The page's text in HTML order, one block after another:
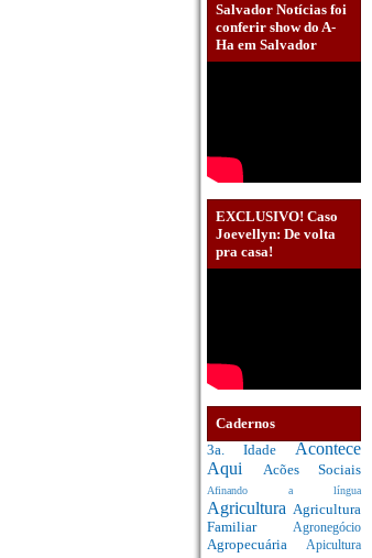
Salvador Notícias foi
conferir show do A-
Ha em Salvador
EXCLUSIVO! Caso
Joevellyn: De volta
pra casa!
Cadernos
3a. Idade Acontece
Aqui Acões Sociais
Afinando a língua
Agricultura Agricultura
Familiar Agronegócio
Agropecuária Apicultura